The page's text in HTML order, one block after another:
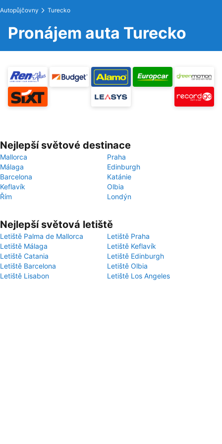
Autopůjčovny Turecko
Pronájem auta Turecko
Nejlepší světové destinace
Mallorca
Praha
Málaga
Edinburgh
Barcelona
Katánie
Keflavík
Olbia
Řím
Londýn
Nejlepší světová letiště
Letiště Palma de Mallorca
Letiště Praha
Letiště Málaga
Letiště Keflavík
Letiště Catania
Letiště Edinburgh
Letiště Barcelona
Letiště Olbia
Letiště Lisabon
Letiště Los Angeles